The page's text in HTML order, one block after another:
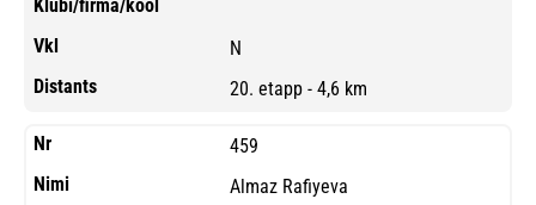
N
20. etapp - 4,6 km
459
Almaz Rafiyeva